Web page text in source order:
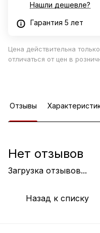
Нашли дешевле?
Гарантия 5 лет
Цена действительна
отличаться от цен в
Отзывы
Загрузка отзывов...
Нет отзывов
Назад к списку